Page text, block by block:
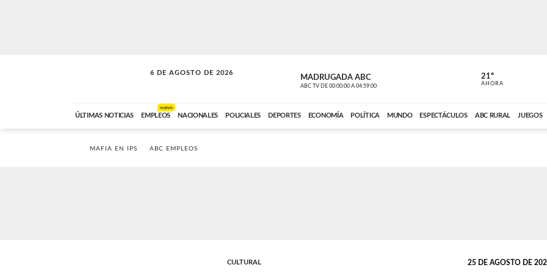
6 DE AGOSTO DE 2026
SOLO MÚSICA MADRUGADA ABC
ABC TV DE 00:00:00 A 04:59:00 ABC CARDINAL
21º
AHORA
ÚLTIMAS NOTICIAS EMPLEOS
NUEVO
NACIONALES POLICIALES DEPORTES ECONOMÍA POLÍTICA MUNDO ESPECTÁCULOS ABC RURAL JUEGOS
MAFIA EN IPS ABC EMPLEOS
CULTURAL 25 DE AGOSTO DE